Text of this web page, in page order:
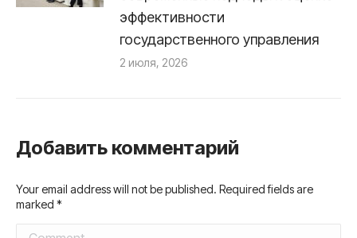
эффективности
государственного управления
2 июля, 2026
Добавить комментарий
Your email address will not be published. Required fields are
marked *
Comment